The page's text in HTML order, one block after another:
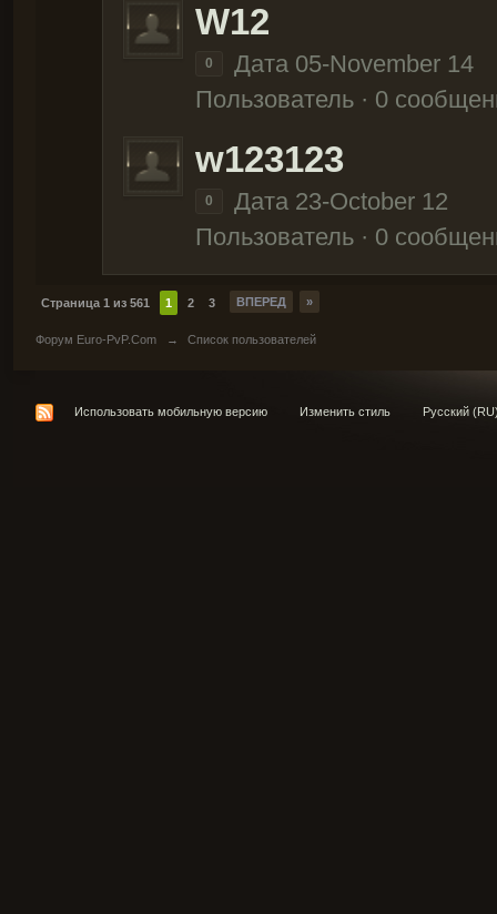
W12
0
Дата 05-November 14
Пользователь · 0
w123123
0
Дата 23-October 12
Пользователь · 0
Страница 1 из 561 1 2 3 ВПЕРЕД »
Форум Euro-PvP.Com → Список пользователей
Использовать мобильную версию Изменить стиль Русский